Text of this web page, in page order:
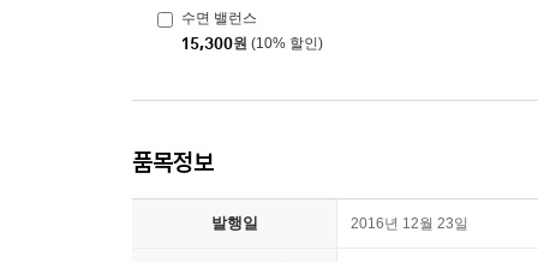
수면 밸런스
15,300원 (10% 할인)
품목정보
발행일 2016년 12월 23일